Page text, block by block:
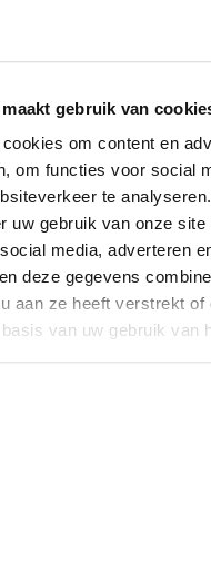
gebruik van
om content en
om functies voor social
te
uw gebruik van onze site
media, adverteren
deze gegevens
aan ze heeft verstrekt of
van uw gebruik van
van de
My
van de
Society Deze artikels
met de
rechten